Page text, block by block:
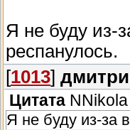
Я не буду из-
респанулось.
[1013]
Цитата NNikola
Я не буду из-за